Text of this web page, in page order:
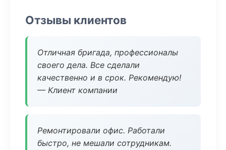
Отзывы клиентов
Отличная бригада, профессионалы
своего дела. Все сделали
качественно и в срок. Рекомендую!
— Клиент компании
Ремонтировали офис. Работали
быстро, не мешали сотрудникам.